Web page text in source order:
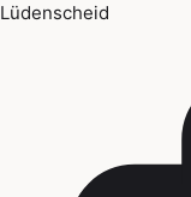
Lüdenscheid